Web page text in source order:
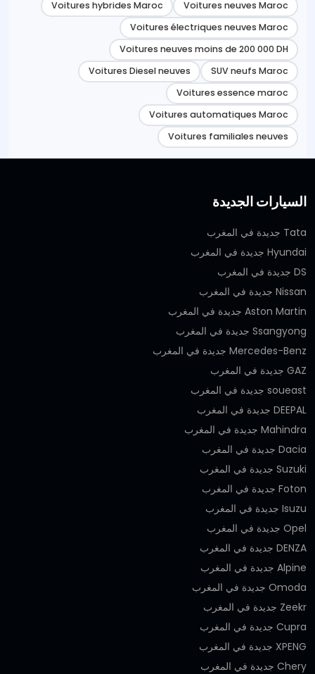
Voitures neuves Maroc
Voitures hybrides Maroc
Voitures électriques neuves Maroc
Voitures neuves moins de 200 000 DH
SUV neufs Maroc
Voitures Diesel neuves
Voitures essence maroc
Voitures automatiques Maroc
Voitures familiales neuves
السيارات الجديدة
Tata جديدة في المغرب
Hyundai جديدة في المغرب
DS جديدة في المغرب
Nissan جديدة في المغرب
Aston Martin جديدة في المغرب
Ssangyong جديدة في المغرب
Mercedes-Benz جديدة في المغرب
GAZ جديدة في المغرب
soueast جديدة في المغرب
DEEPAL جديدة في المغرب
Mahindra جديدة في المغرب
Dacia جديدة في المغرب
Suzuki جديدة في المغرب
Foton جديدة في المغرب
Isuzu جديدة في المغرب
Opel جديدة في المغرب
DENZA جديدة في المغرب
Alpine جديدة في المغرب
Omoda جديدة في المغرب
Zeekr جديدة في المغرب
Cupra جديدة في المغرب
XPENG جديدة في المغرب
Chery جديدة في المغرب